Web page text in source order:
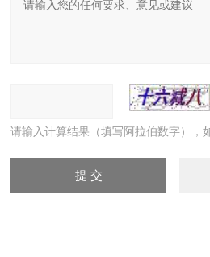
请输入计算结果（填写阿拉伯数字），